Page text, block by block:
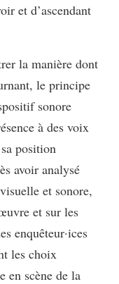
et d’ascendant
la manière dont
le principe
sonore
à des voix
position
avoir analysé
et sonore,
et sur les
enquêteur·ices
les choix
en scène de la